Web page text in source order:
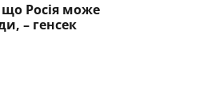
Росія може
– генсек